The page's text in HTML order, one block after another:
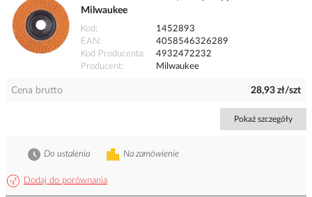
Milwaukee
Kod
1452893
EAN
4058546326289
Kod Producenta
4932472232
Producent
Milwaukee
Cena brutto 28,93 zł/szt
Pokaż szczegóły
Dodaj do porównania
Na zamówienie
Do ustalenia